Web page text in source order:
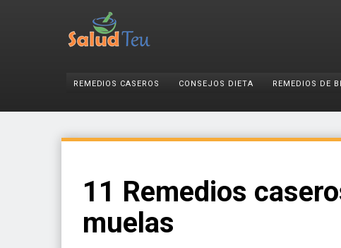
REMEDIOS CASEROS CONSEJOS DIETA REMEDIOS DE
11 Remedios
muelas